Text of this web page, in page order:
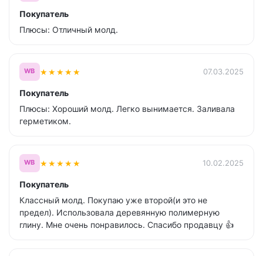
Покупатель
Плюсы: Отличный молд.
WB ★★★★★ 07.03.2025
Покупатель
Плюсы: Хороший молд. Легко вынимается. Заливала
герметиком.
WB ★★★★★ 10.02.2025
Покупатель
Классный молд. Покупаю уже второй(и это не
предел). Использовала деревянную полимерную
глину. Мне очень понравилось. Спасибо продавцу 👍